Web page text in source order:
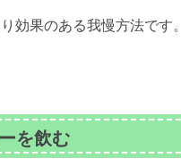
効果のある我慢方法です。
を飲む